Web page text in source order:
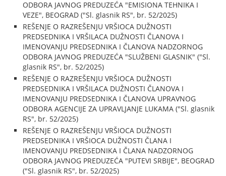
ODBORA JAVNOG PREDUZEĆA "EMISIONA TEHNIKA I
VEZE", BEOGRAD ("Sl. glasnik RS", br. 52/2025)
REŠENJE O RAZREŠENJU VRŠIOCA DUŽNOSTI
PREDSEDNIKA I VRŠILACA DUŽNOSTI ČLANOVA I
IMENOVANJU PREDSEDNIKA I ČLANOVA NADZORNOG
ODBORA JAVNOG PREDUZEĆA "SLUŽBENI GLASNIK" ("Sl.
glasnik RS", br. 52/2025)
REŠENJE O RAZREŠENJU VRŠIOCA DUŽNOSTI
PREDSEDNIKA I VRŠILACA DUŽNOSTI ČLANOVA I
IMENOVANJU PREDSEDNIKA I ČLANOVA UPRAVNOG
ODBORA AGENCIJE ZA UPRAVLJANJE LUKAMA ("Sl. glasnik
RS", br. 52/2025)
REŠENJE O RAZREŠENJU VRŠIOCA DUŽNOSTI
PREDSEDNIKA I VRŠIOCA DUŽNOSTI ČLANA I
IMENOVANJU PREDSEDNIKA I ČLANA NADZORNOG
ODBORA JAVNOG PREDUZEĆA "PUTEVI SRBIJE", BEOGRAD
("Sl. glasnik RS", br. 52/2025)